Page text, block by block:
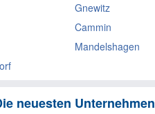
Gnewitz
Cammin
Mandelshagen
neuesten Unternehmen